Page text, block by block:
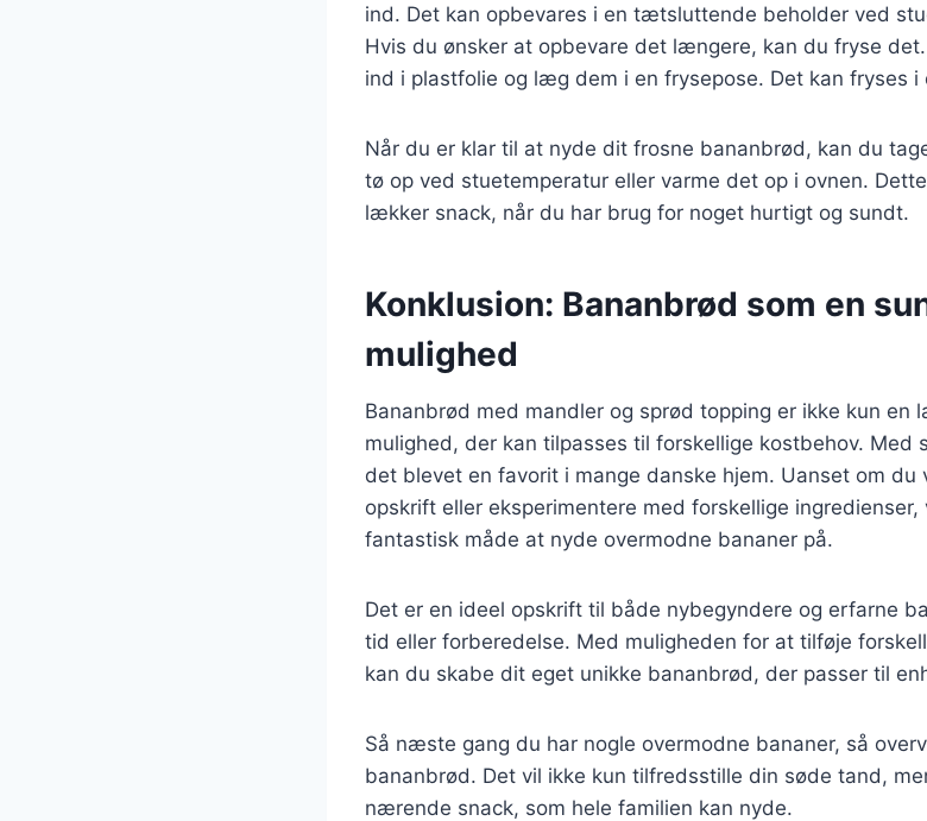
ind. Det kan opbevares i en tætsluttende beholder ved
Hvis du ønsker at opbevare det længere, kan du fryse
ind i plastfolie og læg dem i en frysepose. Det kan fryses i
Når du er klar til at nyde dit frosne bananbrød, kan du
tø op ved stuetemperatur eller varme det op i ovnen.
lækker snack, når du har brug for noget hurtigt og sundt.
Konklusion: Bananbrød som en
mulighed
Bananbrød med mandler og sprød topping er ikke kun en
mulighed, der kan tilpasses til forskellige kostbehov. Med
det blevet en favorit i mange danske hjem. Uanset om
opskrift eller eksperimentere med forskellige
fantastisk måde at nyde overmodne bananer på.
Det er en ideel opskrift til både nybegyndere og erfarne
tid eller forberedelse. Med muligheden for at tilføje
kan du skabe dit eget unikke bananbrød, der passer til
Så næste gang du har nogle overmodne bananer, så
bananbrød. Det vil ikke kun tilfredsstille din søde tand,
nærende snack, som hele familien kan nyde.